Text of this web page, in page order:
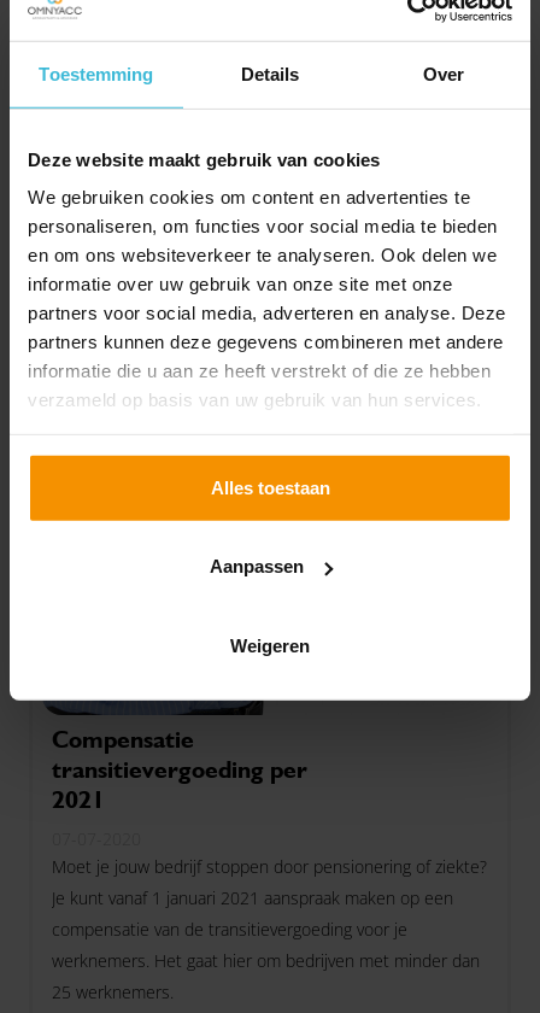
Toestemming Details Over
Deze website maakt gebruik van cookies
We gebruiken cookies om content en advertenties te
personaliseren, om functies voor social media te bieden
en om ons websiteverkeer te analyseren. Ook delen we
informatie over uw gebruik van onze site met onze
partners voor social media, adverteren en analyse. Deze
partners kunnen deze gegevens combineren met andere
informatie die u aan ze heeft verstrekt of die ze hebben
verzameld op basis van uw gebruik van hun services.
Alles toestaan
Aanpassen
Weigeren
Aanvraag TOFA-regeling
tot 12 juli
De aanvraagperiode voor een financiële tegemoetkoming
voor flexwerkers (TOFA) met inkomensverlies vanwege de
coronacrisis loopt nog tot en met 12 juli 2020.
Lees verder
Compensatie
transitievergoeding per
2021
Moet je jouw bedrijf stoppen door pensionering of ziekte?
Je kunt vanaf 1 januari 2021 aanspraak maken op een
compensatie van de transitievergoeding voor je
werknemers. Het gaat hier om bedrijven met minder dan
25 werknemers.